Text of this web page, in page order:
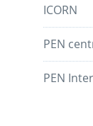
ICORN
PEN
PEN